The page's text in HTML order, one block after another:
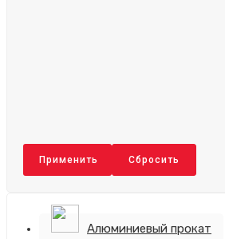
Применить Сбросить
Алюминиевый прокат